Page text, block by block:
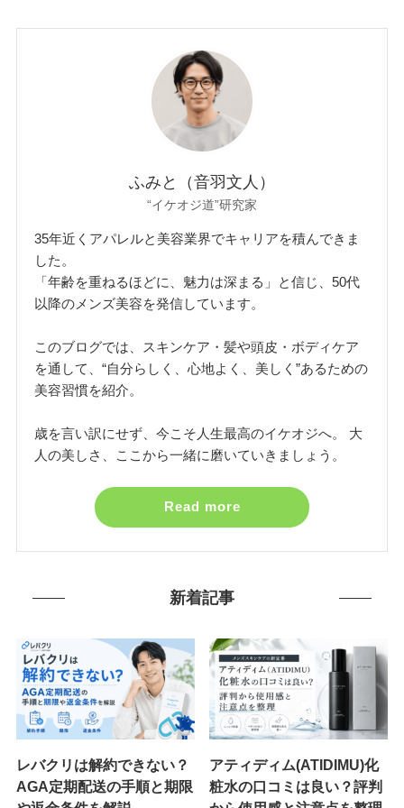
ふみと（音羽文人）
“イケオジ道”研究家
35年近くアパレルと美容業界でキャリアを積んできま
した。
「年齢を重ねるほどに、魅力は深まる」と信じ、50代
以降のメンズ美容を発信しています。
このブログでは、スキンケア・髪や頭皮・ボディケア
を通して、“自分らしく、心地よく、美しく”あるための
美容習慣を紹介。
歳を言い訳にせず、今こそ人生最高のイケオジへ。 大
人の美しさ、ここから一緒に磨いていきましょう。
Read more
新着記事
レバクリは解約できない？
AGA定期配送の手順と期限
アティディム(ATIDIMU)化
粧水の口コミは良い？評判